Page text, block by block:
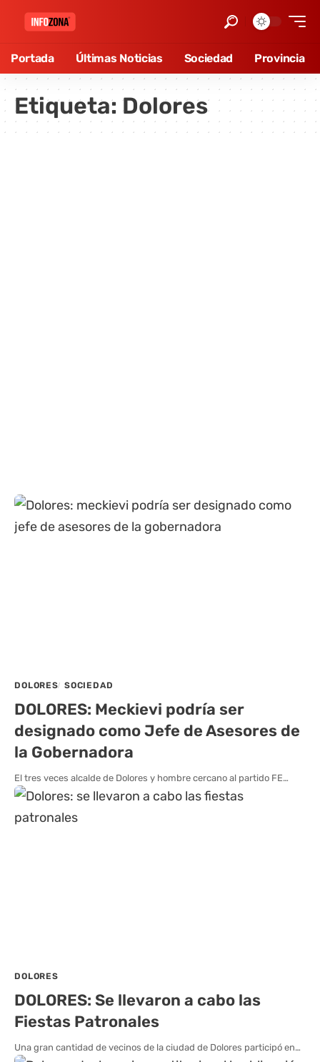
Portada Últimas Noticias Sociedad Provincia
Etiqueta: Dolores
DOLORES SOCIEDAD
DOLORES: Meckievi podría ser
designado como Jefe de Asesores de
la Gobernadora
El tres veces alcalde de Dolores y hombre cercano al partido FE…
DOLORES
DOLORES: Se llevaron a cabo las
Fiestas Patronales
Una gran cantidad de vecinos de la ciudad de Dolores participó en…